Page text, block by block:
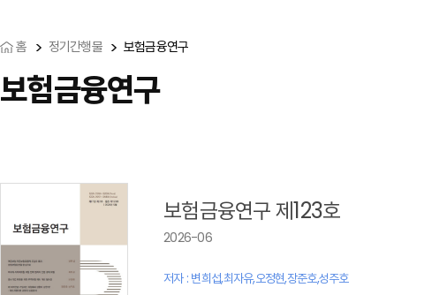
홈 정기간행물 보험금융연구
보험금융연구
보험금융연구 제123호
2026-06
저자 : 변희섭,최자유,오정현,장준호,성주호